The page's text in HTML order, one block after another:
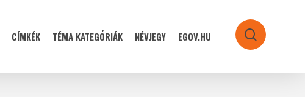
CÍMKÉK TÉMA KATEGÓRIÁK NÉVJEGY EGOV.HU search